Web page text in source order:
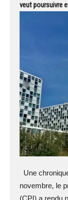
veut poursuivre
Une
novembre, le